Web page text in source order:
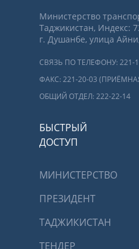
Министерство
Таджикистан, Индекс:
г. Душанбе, улица
СВЯЗЬ ПО ТЕЛЕФОНУ: 221-
ФАКС: 221-20-03
ОБЩИЙ ОТДЕЛ: 222-22-14
БЫСТРЫЙ
ДОСТУП
МИНИСТЕРСТВО
ПРЕЗИДЕНТ
ТАДЖИКИСТАН
ТЕНДЕР